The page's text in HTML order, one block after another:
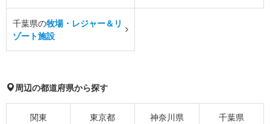
千葉県の牧場・レジャー＆リ
ゾート施設
周辺の都道府県から探す
関東 東京都 神奈川県 千葉県